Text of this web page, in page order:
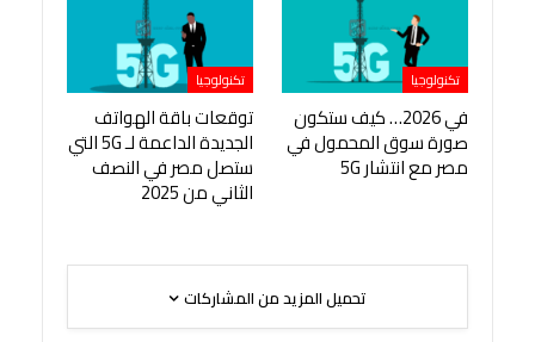
تكنولوجيا
في 2026… كيف ستكون
صورة سوق المحمول في
مصر مع انتشار 5G
تكنولوجيا
توقعات باقة الهواتف
الجديدة الداعمة لـ 5G التي
ستصل مصر في النصف
الثاني من 2025
تحميل المزيد من المشاركات